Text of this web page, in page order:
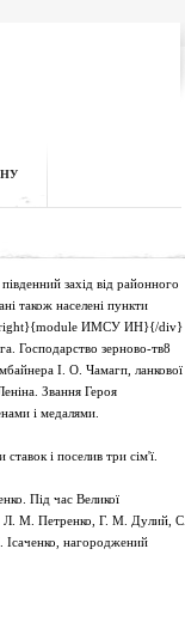
захід від районного
також населені пункти
ИМСУ ИН}{/div}
Господарство зерново-тв8
І. О. Чамагп, ланкової
Звання Героя
і медалями.
і поселив три сім'ї.
Під час Великої
Л. М. Петренко, Г. М. Дулий, С.
Ісаченко, нагороджений